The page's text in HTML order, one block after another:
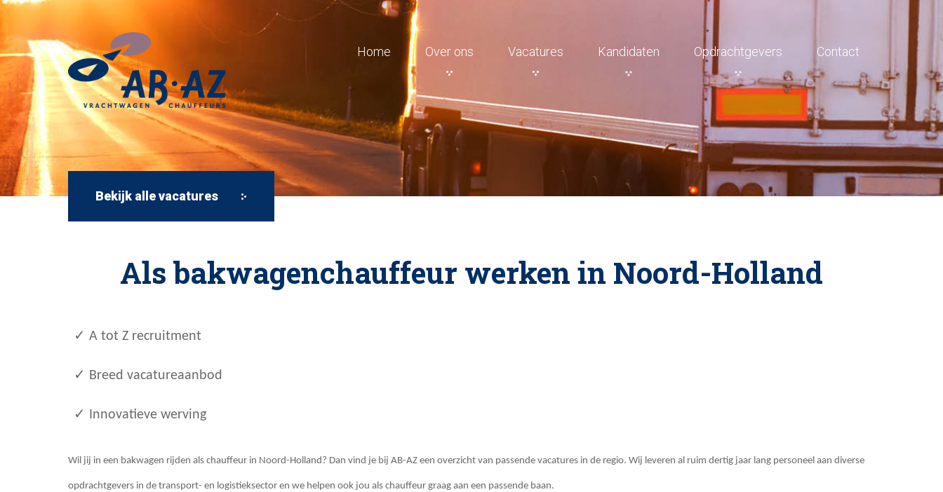
Home Over ons Vacatures Kandidaten Opdrachtgevers Contact
Bekijk alle vacatures
Als bakwagenchauffeur werken in Noord-Holland
✓ A tot Z recruitment
✓ Breed vacatureaanbod
✓ Innovatieve werving
Wil jij in een bakwagen rijden als chauffeur in Noord-Holland? Dan vind je bij AB-AZ een overzicht van passende vacatures in de regio. Wij leveren al ruim dertig jaar lang personeel aan diverse
opdrachtgevers in de transport- en logistieksector en we helpen ook jou als chauffeur graag aan een passende baan.